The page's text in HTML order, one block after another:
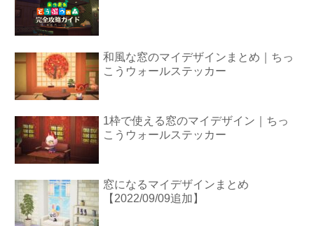
和風な窓のマイデザインまとめ｜ちっ
こうウォールステッカー
1枠で使える窓のマイデザイン｜ちっ
こうウォールステッカー
窓になるマイデザインまとめ
【2022/09/09追加】